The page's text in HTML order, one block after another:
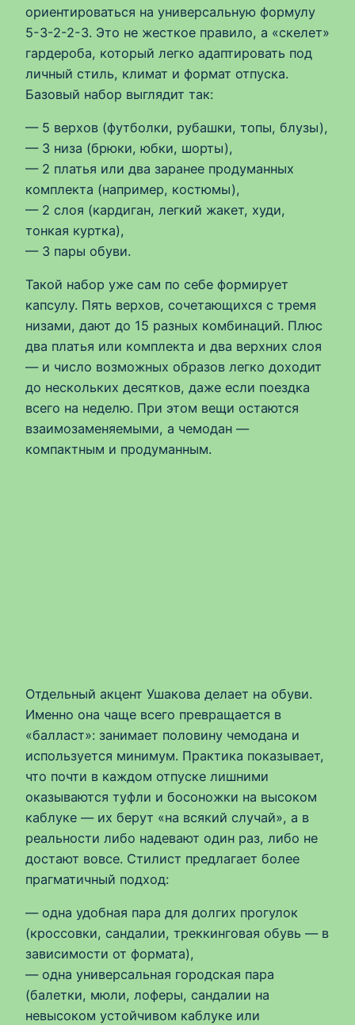
ориентироваться на универсальную формулу
5-3-2-2-3. Это не жесткое правило, а «скелет»
гардероба, который легко адаптировать под
личный стиль, климат и формат отпуска.
Базовый набор выглядит так:
— 5 верхов (футболки, рубашки, топы, блузы),
— 3 низа (брюки, юбки, шорты),
— 2 платья или два заранее продуманных
комплекта (например, костюмы),
— 2 слоя (кардиган, легкий жакет, худи,
тонкая куртка),
— 3 пары обуви.
Такой набор уже сам по себе формирует
капсулу. Пять верхов, сочетающихся с тремя
низами, дают до 15 разных комбинаций. Плюс
два платья или комплекта и два верхних слоя
— и число возможных образов легко доходит
до нескольких десятков, даже если поездка
всего на неделю. При этом вещи остаются
взаимозаменяемыми, а чемодан —
компактным и продуманным.
Отдельный акцент Ушакова делает на обуви.
Именно она чаще всего превращается в
«балласт»: занимает половину чемодана и
используется минимум. Практика показывает,
что почти в каждом отпуске лишними
оказываются туфли и босоножки на высоком
каблуке — их берут «на всякий случай», а в
реальности либо надевают один раз, либо не
достают вовсе. Стилист предлагает более
прагматичный подход:
— одна удобная пара для долгих прогулок
(кроссовки, сандалии, треккинговая обувь — в
зависимости от формата),
— одна универсальная городская пара
(балетки, мюли, лоферы, сандалии на
невысоком устойчивом каблуке или